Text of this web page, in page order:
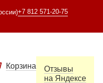
+7 812 571-20-75
Корзина
Отзывы
на Яндексе